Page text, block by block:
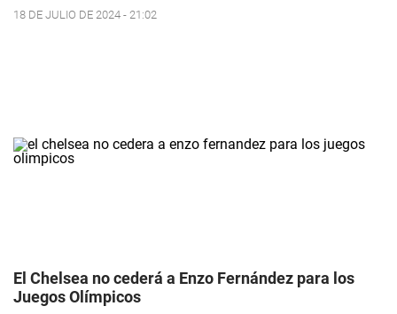
18 DE JULIO DE 2024 - 21:02
El Chelsea no cederá a Enzo Fernández para los
Juegos Olímpicos